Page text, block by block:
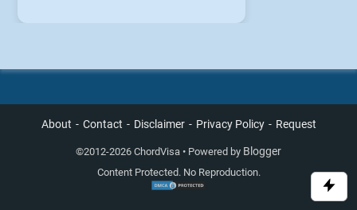
About Contact Disclaimer Privacy Policy Request
©2012-2026 ChordVisa • Powered by Blogger
Content Protected. No Reproduction.